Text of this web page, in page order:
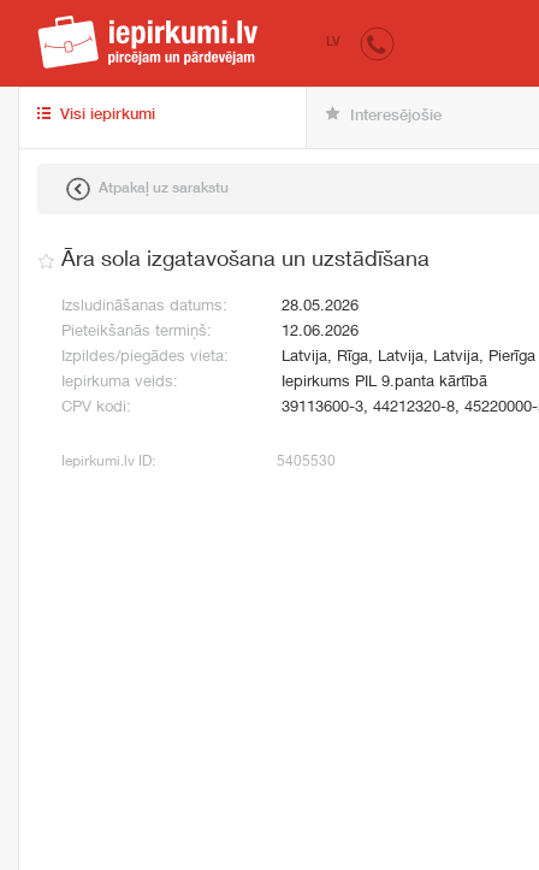
iepirkumi.lv
LV
Visi iepirkumi Interesējošie
Atpakaļ uz sarakstu
Āra sola izgatavošana un uzstādīšana
Izsludināšanas datums:
28.05.2026
Pieteikšanās termiņš:
12.06.2026
Izpildes/piegādes vieta:
Latvija, Rīga, Latvija, Latvija, Pierīga
Iepirkuma veids:
Iepirkums PIL 9.panta kārtībā
CPV kodi:
39113600-3, 44212320-8,
Iepirkumi.lv ID: 5405530